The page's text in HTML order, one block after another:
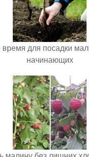
для посадки
начинающих